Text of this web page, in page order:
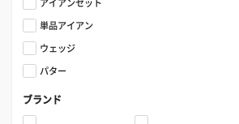
アイアンセット
単品アイアン
ウェッジ
パター
ブランド